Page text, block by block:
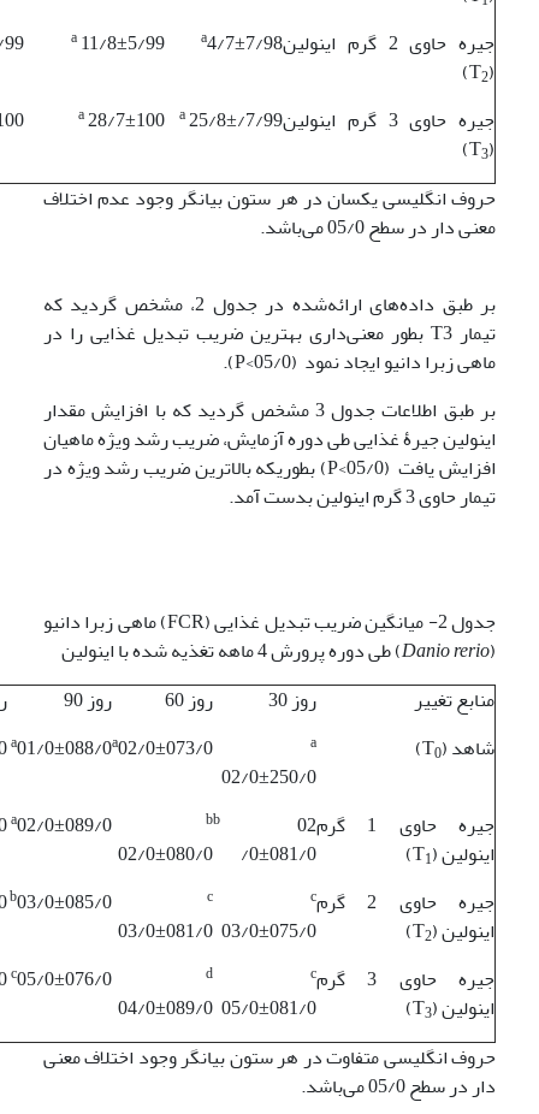
جیره حاوی 2 گرم اینولین
(T
2
)
a4/7±7/98
a11/8±5/99
جیره حاوی 3 گرم اینولین
(T
3
)
a25/8±/7/99
a28/7±100
حروف انگلیسی یکسان در هر ستون بیانگر وجود عدم اختلاف
معنی دار در سطح 05/0 می‌باشد.
بر طبق داده‌های ارائه‌شده در جدول 2، مشخص گردید که
تیمار T3 بطور معنی‌داری بهترین ضریب تبدیل غذایی را در
ماهی زبرا دانیو ایجاد نمود (05/0>P).
بر طبق اطلاعات جدول 3 مشخص گردید که با افزایش مقدار
اینولین جیرۀ غذایی طی دوره آزمایش، ضریب رشد ویژه ماهیان
افزایش یافت (05/0>P) بطوریکه بالاترین ضریب رشد ویژه در
تیمار حاوی 3 گرم اینولین بدست آمد.
جدول 2- میانگین ضریب تبدیل غذایی (FCR) ماهی زبرا دانیو
(
Danio rerio) طی دوره پرورش 4 ماهه تغذیه شده با اینولین
منابع تغییر
روز 30 روز 60 روز 90
شاهد (T0
)
a
02/0±250/0
a02/0±073/0
a01/0±088/0
جیره حاوی 1 گرم
اینولین (T1
)
b
02
/0±081/0
b
02/0±080/0
a02/0±089/0
جیره حاوی 2 گرم
اینولین (T2
)
c
03/0±075/0
c
03/0±081/0
b03/0±085/0
جیره حاوی 3 گرم
اینولین (T3
)
c
05/0±081/0
d
04/0±089/0
c05/0±076/0
حروف انگلیسی متفاوت در هر ستون بیانگر وجود اختلاف معنی
دار در سطح 05/0 می‌باشد.